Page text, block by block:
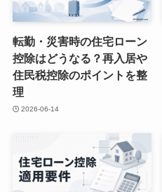
転勤・災害時の住宅ローン
控除はどうなる？再入居や
住民税控除のポイントを整
理
2026-06-14